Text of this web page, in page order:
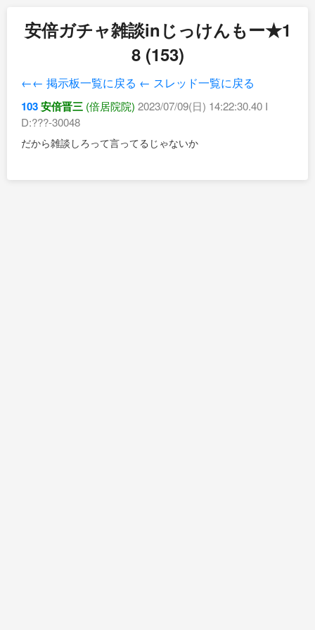
安倍ガチャ雑談inじっけんもー★1
8 (153)
←← 掲示板一覧に戻る ← スレッド一覧に戻る
103安倍晋三 (倍居院院) 2023/07/09(日) 14:22:30.40 I
D:???-30048
だから雑談しろって言ってるじゃないか